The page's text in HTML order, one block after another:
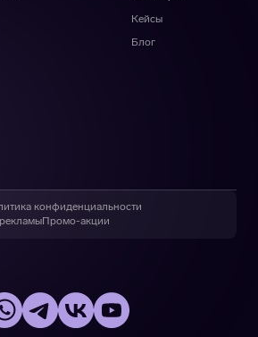
Кейсы
Блог
конфиденциальности
Промо-акции